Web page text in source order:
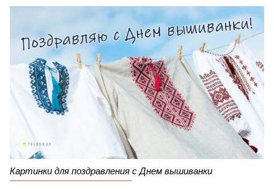
Картинки для поздравления с Днем вышиванки